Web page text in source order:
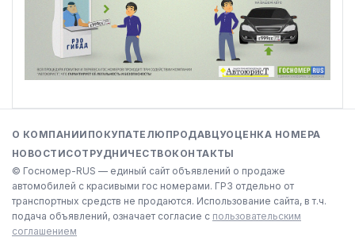
© Госномер-RUS — единый сайт объявлений о продаже
автомобилей с красивыми гос номерами. ГРЗ отдельно от
транспортных средств не продаются. Использование сайта, в т.ч.
подача объявлений, означает согласие с пользовательским
соглашением
О КОМПАНИИ ПОКУПАТЕЛЮ ПРОДАВЦУОЦЕНКА НОМЕРА
НОВОСТИСОТРУДНИЧЕСТВОКОНТАКТЫ